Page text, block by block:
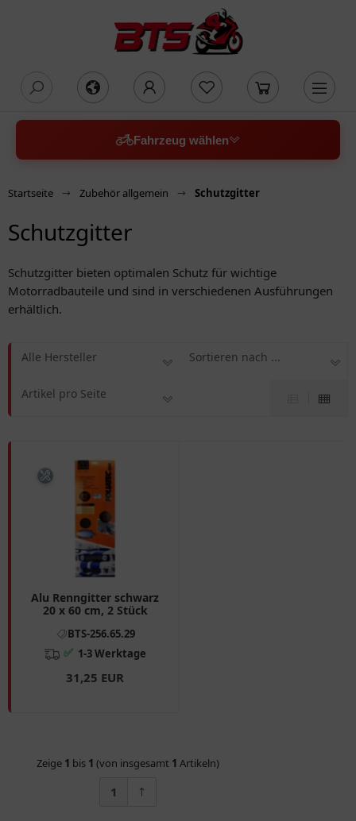
Fahrzeug wählen
Startseite Zubehör allgemein Schutzgitter
Schutzgitter
Schutzgitter bieten optimalen Schutz für wichtige
Motorradbauteile und sind in verschiedenen Ausführungen
erhältlich.
Alle Hersteller Sortieren nach ...
Artikel pro Seite
Alu Renngitter schwarz
20 x 60 cm, 2 Stück
BTS-256.65.29
✅ 1-3 Werktage
31,25 EUR
Zeige 1 bis 1 (von insgesamt 1 Artikeln)
1